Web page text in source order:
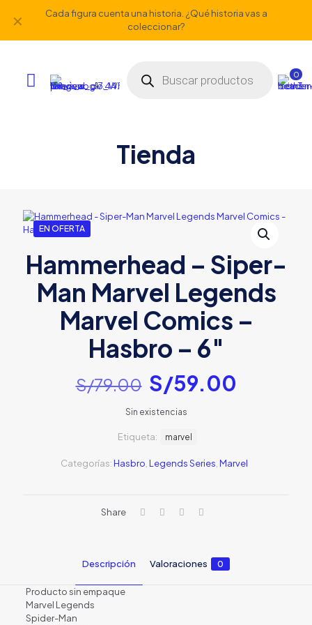
Cada figura cuenta una historia. ¿Qué historia vas a
coleccionar?
✕
productos
0
Tienda
EN OFERTA
Hammerhead – Siper-
Man Marvel Legends
Marvel Comics –
Hasbro – 6″
S/79.00 El
precio
original
era:
S/79.00.
S/59.00
S/
Sin existencias
Categorías:Hasbro Legends Series Marvel
Etiqueta: marvel
Share
Descripción Valoraciones 0
Producto sin empaque
Marvel Legends
Spider-Man